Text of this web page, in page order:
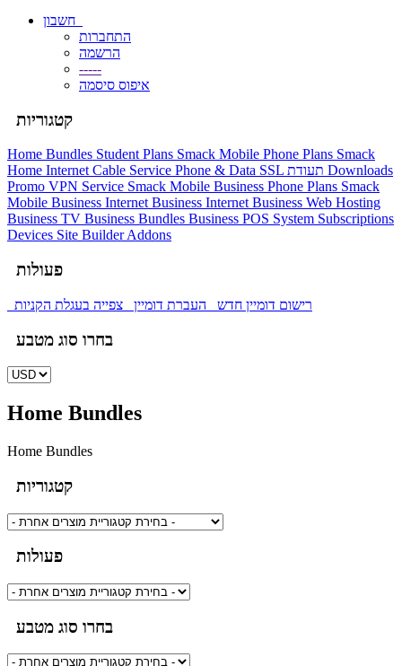
התחברות
הרשמה
-----
איפוס סיסמה
קטגוריות
Home Bundles Student Plans Smack Mobile Phone Plans Smack
Home InternetCable Service Phone & Data
Downloads
Promo VPN Service Smack Mobile Business Phone Plans Smack
Mobile Business InternetBusiness InternetBusiness Web Hosting
Business TV Business Bundles Business POS System Subscriptions
Devices Site BuilderAddons
פעולות
רישום דומיין חדש העברת דומיין צפייה בעגלת הקניות
בחרו סוג מטבע
Home Bundles
Home Bundles
קטגוריות
פעולות
בחרו סוג מטבע